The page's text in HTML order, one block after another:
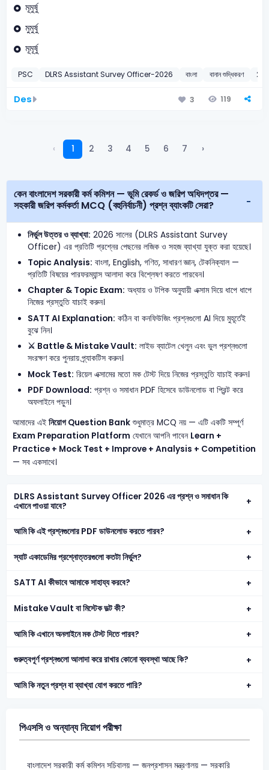
মূমুর্ষু
মুমুর্ষু
মূমূর্ষু
PSC DLRS Assistant Survey Officer-2026 বাংলা বানান শুদ্ধিকরণ
Des 3 119
‹ 1 2 3 4 5 6 7 ›
কেন বাংলাদেশ সরকারী কর্ম কমিশন — ভূমি রেকর্ড ও জরিপ অধিদপ্তর —
সহকারী জরিপ কর্মকর্তা MCQ (বহুনির্বাচনী) প্রশ্ন ব্যাংকটি সেরা?
নির্ভুল উত্তর ও ব্যাখ্যা: 2026 সালের (DLRS Assistant Survey
Officer) এর প্রতিটি প্রশ্নের পেছনের লজিক ও সহজ ব্যাখ্যা যুক্ত করা হয়েছে।
Topic Analysis: বাংলা, English, গণিত, সাধারণ জ্ঞান, টেকনিক্যাল —
প্রতিটি বিষয়ের পারফরম্যান্স আলাদা করে বিশ্লেষণ করতে পারবেন।
Chapter & Topic Exam: অধ্যায় ও টপিক অনুযায়ী এক্সাম দিয়ে ধাপে ধাপে
নিজের প্রস্তুতি যাচাই করুন।
SATT AI Explanation: কঠিন বা কনফিউজিং প্রশ্নগুলো AI দিয়ে মুহূর্তেই
বুঝে নিন।
⚔️ Battle & Mistake Vault: লাইভ ব্যাটেল খেলুন এবং ভুল প্রশ্নগুলো
সংরক্ষণ করে পুনরায় প্র্যাকটিস করুন।
Mock Test: রিয়েল এক্সামের মতো মক টেস্ট দিয়ে নিজের প্রস্তুতি যাচাই করুন।
PDF Download: প্রশ্ন ও সমাধান PDF হিসেবে ডাউনলোড বা প্রিন্ট করে
অফলাইনে পড়ুন।
আমাদের এই নিয়োগ Question Bankশুধুমাত্র MCQ নয় — এটি একটি সম্পূর্ণ
Exam Preparation Platform যেখানে আপনি পাবেন Learn +
Practice + Mock Test + Improve + Analysis + Competition
— সব একসাথে।
DLRS Assistant Survey Officer 2026 এর প্রশ্ন ও সমাধান কি
এখানে পাওয়া যাবে?
আমি কি এই প্রশ্নগুলোর PDF ডাউনলোড করতে পারব?
স্যাট একাডেমির প্রশ্নোত্তরগুলো কতটা নির্ভুল?
SATT AI কীভাবে আমাকে সাহায্য করবে?
Mistake Vault বা মিস্টেক ভল্ট কী?
আমি কি এখানে অনলাইনে মক টেস্ট দিতে পারব?
গুরুত্বপূর্ণ প্রশ্নগুলো আলাদা করে রাখার কোনো ব্যবস্থা আছে কি?
আমি কি নতুন প্রশ্ন বা ব্যাখ্যা যোগ করতে পারি?
পিএসসি ও অন্যান্য নিয়োগ পরীক্ষা
বাংলাদেশ সরকারী কর্ম কমিশন সচিবালয় — জনপ্রশাসন মন্ত্রণালয় — সরকারি